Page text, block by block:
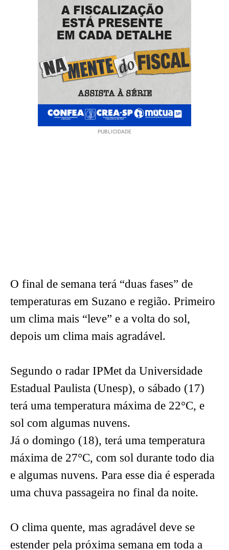
PUBLICIDADE
O final de semana terá “duas fases” de
temperaturas em Suzano e região. Primeiro
um clima mais “leve” e a volta do sol,
depois um clima mais agradável.
Segundo o radar IPMet da Universidade
Estadual Paulista (Unesp), o sábado (17)
terá uma temperatura máxima de 22°C, e
sol com algumas nuvens.
Já o domingo (18), terá uma temperatura
máxima de 27°C, com sol durante todo dia
e algumas nuvens. Para esse dia é esperada
uma chuva passageira no final da noite.
O clima quente, mas agradável deve se
estender pela próxima semana em toda a